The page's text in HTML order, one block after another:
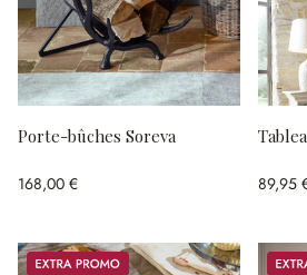
Porte-bûches Soreva
168,00 € 89,95
Promos